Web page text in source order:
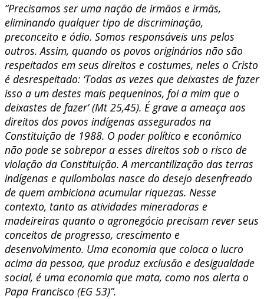
“Precisamos ser uma nação de irmãos e irmãs,
eliminando qualquer tipo de discriminação,
preconceito e ódio. Somos responsáveis uns pelos
outros. Assim, quando os povos originários não são
respeitados em seus direitos e costumes, neles o Cristo
é desrespeitado: ‘Todas as vezes que deixastes de fazer
isso a um destes mais pequeninos, foi a mim que o
deixastes de fazer’ (Mt 25,45). É grave a ameaça aos
direitos dos povos indígenas assegurados na
Constituição de 1988. O poder político e econômico
não pode se sobrepor a esses direitos sob o risco de
violação da Constituição. A mercantilização das terras
indígenas e quilombolas nasce do desejo desenfreado
de quem ambiciona acumular riquezas. Nesse
contexto, tanto as atividades mineradoras e
madeireiras quanto o agronegócio precisam rever seus
conceitos de progresso, crescimento e
desenvolvimento. Uma economia que coloca o lucro
acima da pessoa, que produz exclusão e desigualdade
social, é uma economia que mata, como nos alerta o
Papa Francisco (EG 53)”.